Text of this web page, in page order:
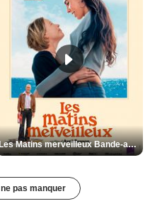
Les Matins merveilleux Bande-annonce VF
pas manquer